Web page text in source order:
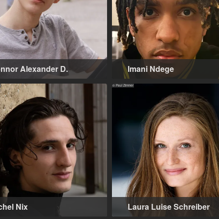
Alexander D. 18-25 Jahre,Berlin (DE)
Imani Ndege
Jahre, Berlin (DE)
Nix
© Paul Zimmer
23-33 Jahre,
Laura Luise Schreiber